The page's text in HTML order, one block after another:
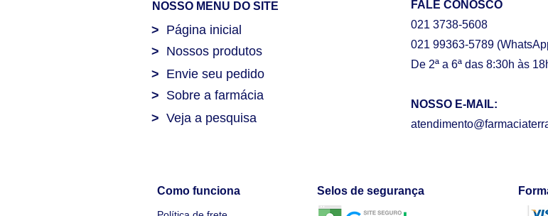
NOSSO MENU DO SITE
> Nossos produtos
> Página inicial
> Sobre a farmácia
> Envie seu pedido
> Veja a pesquisa
FALE CONOSCO
021 3738-5608
021 99363-5789
De 2ª a 6ª das 8:30h às
NOSSO E-MAIL:
Como funciona Selos de segurança